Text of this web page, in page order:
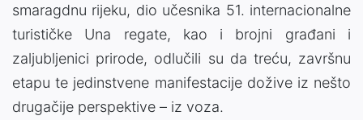
smaragdnu rijeku, dio učesnika 51. internacionalne
turističke Una regate, kao i brojni građani i
zaljubljenici prirode, odlučili su da treću, završnu
etapu te jedinstvene manifestacije dožive iz nešto
drugačije perspektive – iz voza.